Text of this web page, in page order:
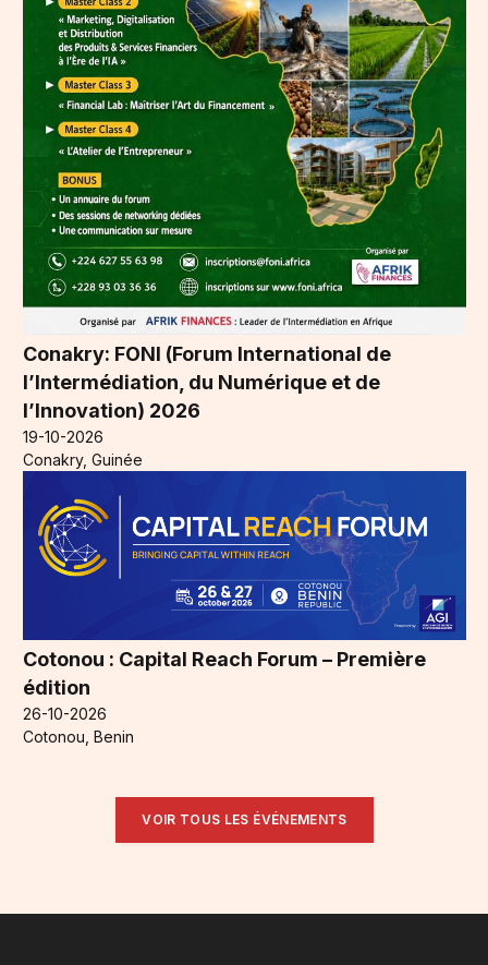
Conakry: FONI (Forum International de
l’Intermédiation, du Numérique et de
l’Innovation) 2026
19-10-2026
Conakry, Guinée
Cotonou : Capital Reach Forum – Première
édition
26-10-2026
Cotonou, Benin
VOIR TOUS LES ÉVÉNEMENTS